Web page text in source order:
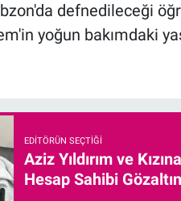
defnedileceği
yoğun bakımdaki
EDITÖRÜN SEÇTIĞI
Aziz Yıldırım ve
Hesap Sahibi